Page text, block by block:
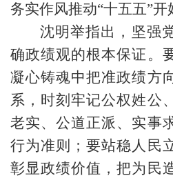
务实作风推动“十五五”开
沈明举指出，坚强
确政绩观的根本保证。
凝心铸魂中把准政绩方
系，时刻牢记公权姓公
老实、公道正派、实事
行为准则；要站稳人民
彰显政绩价值，把为民